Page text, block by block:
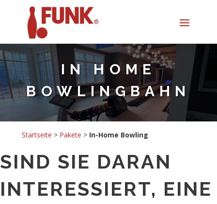
IN HOME
BOWLINGBAHN
Startseite > Pakete > In-Home Bowling
SIND SIE DARAN
INTERESSIERT, EINE